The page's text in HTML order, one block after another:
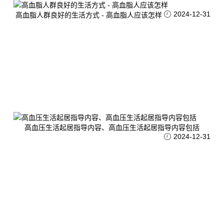
高血脂人群良好的生活方式 - 高血脂人应该怎样 2024-12-31
高血压生活起居指导内容、高血压生活起居指导内容包括
2024-12-31